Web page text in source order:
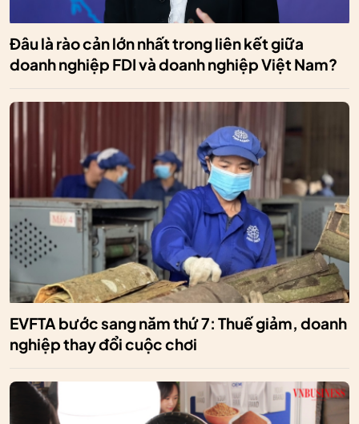
Đâu là rào cản lớn nhất trong liên kết giữa
doanh nghiệp FDI và doanh nghiệp Việt Nam?
EVFTA bước sang năm thứ 7: Thuế giảm, doanh
nghiệp thay đổi cuộc chơi